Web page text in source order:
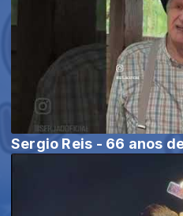
Sergio Reis - 66 anos